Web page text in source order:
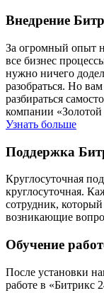
Внедрение
За огромный опыт
все бизнес
нужно ничего
разобраться. Но
разбираться
компании
Узнать больше
Поддержка
Круглосуточная
круглосуточная.
сотрудник,
возникающие
Обучение
После установки
работе в «Битрикс